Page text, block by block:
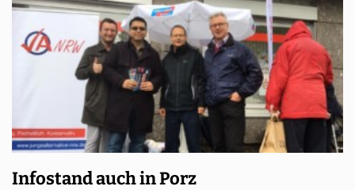
Infostand auch in Porz